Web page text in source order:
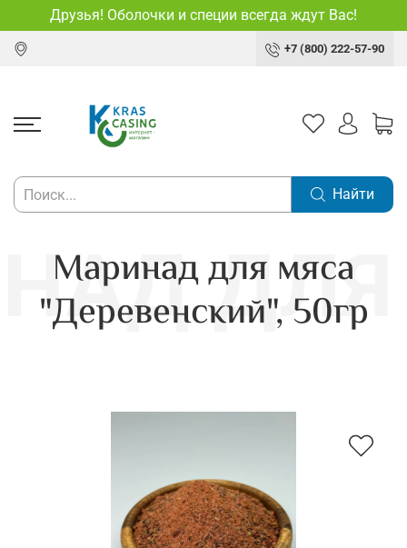
Друзья! Оболочки и специи всегда ждут Вас!
+7 (800) 222-57-90
Найти
Маринад для мяса
"Деревенский", 50гр